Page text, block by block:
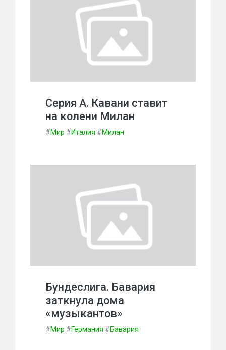
Серия А. Кавани ставит
на колени Милан
#Мир #Италия #Милан
Бундеслига. Бавария
заткнула дома
«музыкантов»
#Мир #Германия #Бавария